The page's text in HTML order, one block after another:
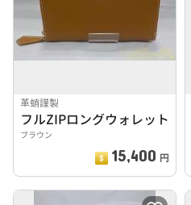
革蛸謹製
フルZIPロングウォレット
ブラウン
15,400 円